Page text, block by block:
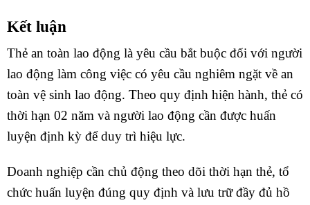
Kết luận
Thẻ an toàn lao động là yêu cầu bắt buộc đối với người
lao động làm công việc có yêu cầu nghiêm ngặt về an
toàn vệ sinh lao động. Theo quy định hiện hành, thẻ có
thời hạn 02 năm và người lao động cần được huấn
luyện định kỳ để duy trì hiệu lực.
Doanh nghiệp cần chủ động theo dõi thời hạn thẻ, tổ
chức huấn luyện đúng quy định và lưu trữ đầy đủ hồ